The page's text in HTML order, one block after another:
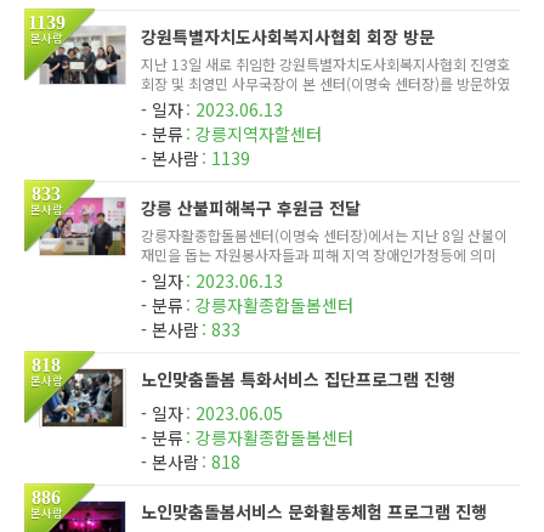
1139
본사람 강원특별자치도사회복지사협회 회장 방문
지난 13일 새로 취임한 강원특별자치도사회복지사협회 진영호
회장 및 최영민 사무국장이 본 센터(이명숙 센터장)를 방문하였
다. 이번 방문은 협회의 활성화와 단결을 위한 자리로, 강원특
별자치도 내 다양한 사회복지시설 방문을 통해 협회의 뜻을 전
달하고자...
일자 2023.06.13
분류 강릉지역자할센터
본사람 1139
833
본사람 강릉 산불피해복구 후원금 전달
강릉자활종합돌봄센터(이명숙 센터장)에서는 지난 8일 산불이
재민을 돕는 자원봉사자들과 피해 지역 장애인가정등에 의미
있게 사용되기를 바라는 마음에서 강릉종합자원봉사센터(최길
영 이사장)에 후원금 3,000,000원을 전달하였다. 이날 이명숙
센터장은 '피...
일자 2023.06.13
분류 강릉자활종합돌봄센터
본사람 833
818
본사람
노인맞춤돌봄 특화서비스 집단프로그램 진행
일자 2023.06.05
분류 강릉자활종합돌봄센터
본사람 818
886
본사람
노인맞춤돌봄서비스 문화활동체험 프로그램 진행